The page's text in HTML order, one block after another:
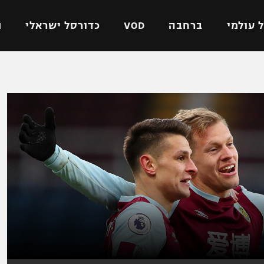
עולמי ברחבה VOD כדורסל ישראלי
ישראל
ליגת האלופות
ליגה אירופית
ליגה אנגלית
ליגה גרמנית
ליגה ספרדית
ליגה איטלקית
ליגה צרפתית
ליגה הולנדית
ליגת ווינר סל
ליגה לאומית
כדורסל נשים
מכבי תל אביב
הפועל חולון